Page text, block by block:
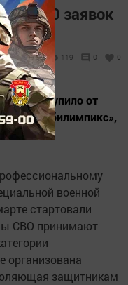
800 заявок
119 0 0
поступило от
«Абилимпикс»,
военной
стартовали
СВО принимают
организована
защитникам